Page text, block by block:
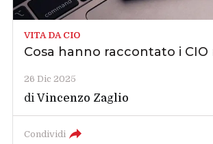
VITA DA CIO
Cosa hanno raccontato i CIO
26 Dic 2025
diVincenzo Zaglio
Condividi